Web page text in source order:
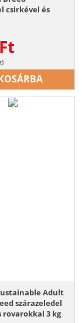
csirkével és
Ft
Adult
szárazeledel
rovarokkal 3 kg